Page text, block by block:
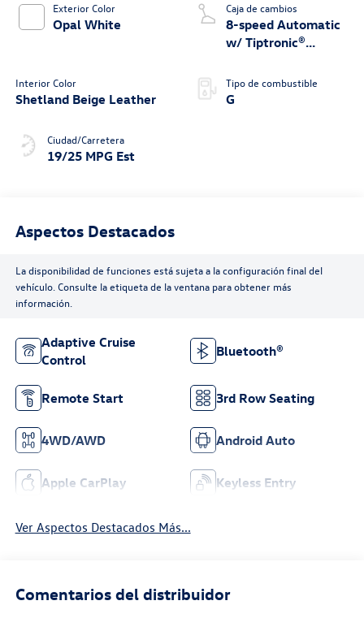
Exterior Color
Opal White
Interior Color
Shetland Beige Leather
Ciudad/Carretera
19/25 MPG Est
Caja de cambios
8-speed Automatic
w/ Tiptronic®
Tipo de combustible
G
Aspectos Destacados
La disponibilidad de funciones está sujeta a la configuración final del
vehículo. Consulte la etiqueta de la ventana para obtener más
información.
Adaptive Cruise
Control
Bluetooth®
Remote Start 3rd Row Seating
4WD/AWD Android Auto
Apple CarPlay Keyless Entry
Ver Aspectos Destacados Más...
Comentarios del distribuidor